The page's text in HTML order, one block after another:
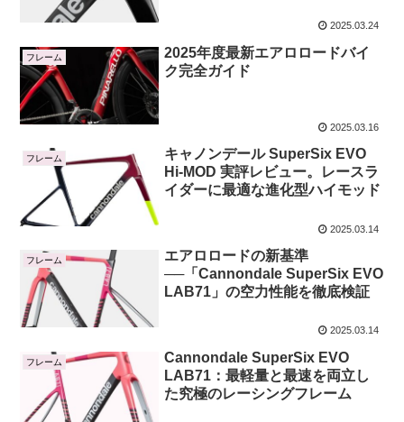
2025.03.24
フレーム
2025年度最新エアロロードバイ
ク完全ガイド
2025.03.16
フレーム
キャノンデール SuperSix EVO
Hi-MOD 実評レビュー。レースラ
イダーに最適な進化型ハイモッド
2025.03.14
フレーム
エアロロードの新基準
──「Cannondale SuperSix EVO
LAB71」の空力性能を徹底検証
2025.03.14
フレーム
Cannondale SuperSix EVO
LAB71：最軽量と最速を両立し
た究極のレーシングフレーム